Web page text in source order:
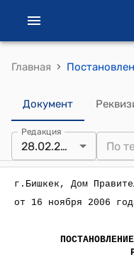
Главная ›
Документ
Редакция
28.02.2024